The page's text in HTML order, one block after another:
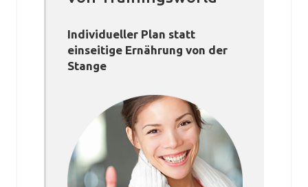
Individueller Plan statt
einseitige Ernährung von der
Stange